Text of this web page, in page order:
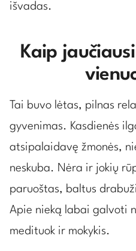
išvadas.
Kaip
Tai buvo lėtas, pilnas
gyvenimas. Kasdienės
atsipalaidavę žmonės,
neskuba. Nėra ir jokių
paruoštas, baltus
Apie nieką labai galvoti
medituok ir mokykis.